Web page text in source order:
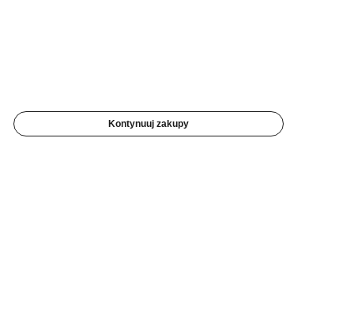
Kontynuuj zakupy